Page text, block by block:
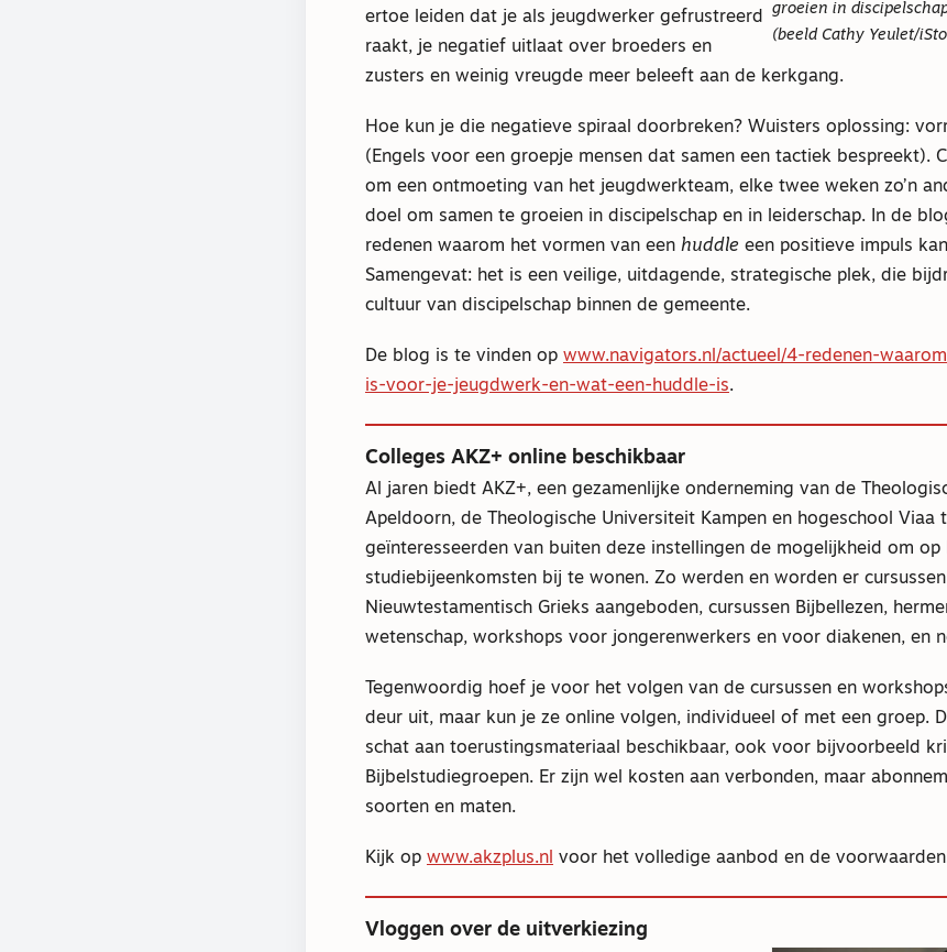
groeien in
(beeld Cathy Yeulet/
ertoe leiden dat je als jeugdwerker gefrustreerd
raakt, je negatief uitlaat over broeders en
zusters en weinig vreugde meer beleeft aan de kerkgang.
Hoe kun je die negatieve spiraal doorbreken? Wuisters oplossing:
(Engels voor een groepje mensen dat samen een tactiek bespreekt).
om een ontmoeting van het jeugdwerkteam, elke twee weken zo’n
doel om samen te groeien in discipelschap en in leiderschap. In de
redenen waarom het vormen van een huddle een positieve impuls
Samengevat: het is een veilige, uitdagende, strategische plek, die
cultuur van discipelschap binnen de gemeente.
De blog is te vinden op www.navigators.nl/actueel/4-redenen-
is-voor-je-jeugdwerk-en-wat-een-huddle-is.
Colleges AKZ+ online beschikbaar
Al jaren biedt AKZ+, een gezamenlijke onderneming van de
Apeldoorn, de Theologische Universiteit Kampen en hogeschool Viaa
geïnteresseerden van buiten deze instellingen de mogelijkheid om op
studiebijeenkomsten bij te wonen. Zo werden en worden er cursussen
Nieuwtestamentisch Grieks aangeboden, cursussen Bijbellezen,
wetenschap, workshops voor jongerenwerkers en voor diakenen, en
Tegenwoordig hoef je voor het volgen van de cursussen en
deur uit, maar kun je ze online volgen, individueel of met een groep.
schat aan toerustingsmateriaal beschikbaar, ook voor bijvoorbeeld
Bijbelstudiegroepen. Er zijn wel kosten aan verbonden, maar
soorten en maten.
Kijk op www.akzplus.nl voor het volledige aanbod en de
Vloggen over de uitverkiezing